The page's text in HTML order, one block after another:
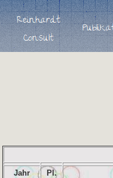
Jahr Pl.